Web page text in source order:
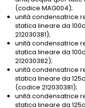
(codice MAG004);
unità condensatrice
statica lineare da
212030381);
unità condensatrice
statica lineare da
212030382);
unità condensatrice
statica lineare da
(codice 212030381);
unità condensatrice
statica lineare da